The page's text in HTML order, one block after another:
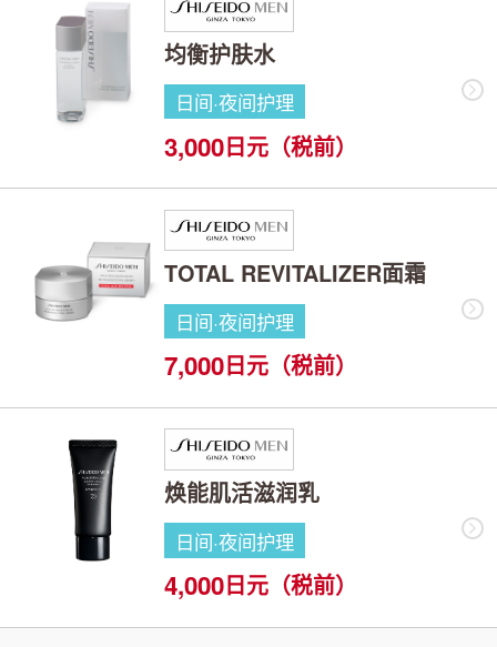
均衡护肤水
日间·夜间护理
3,000日元（税前）
TOTAL REVITALIZER面霜
日间·夜间护理
7,000日元（税前）
焕能肌活滋润乳
日间·夜间护理
4,000日元（税前）